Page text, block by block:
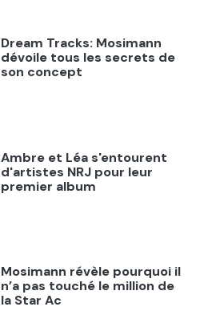
Dream Tracks: Mosimann
dévoile tous les secrets de
son concept
Ambre et Léa s'entourent
d'artistes NRJ pour leur
premier album
Mosimann révèle pourquoi il
n’a pas touché le million de
la Star Ac